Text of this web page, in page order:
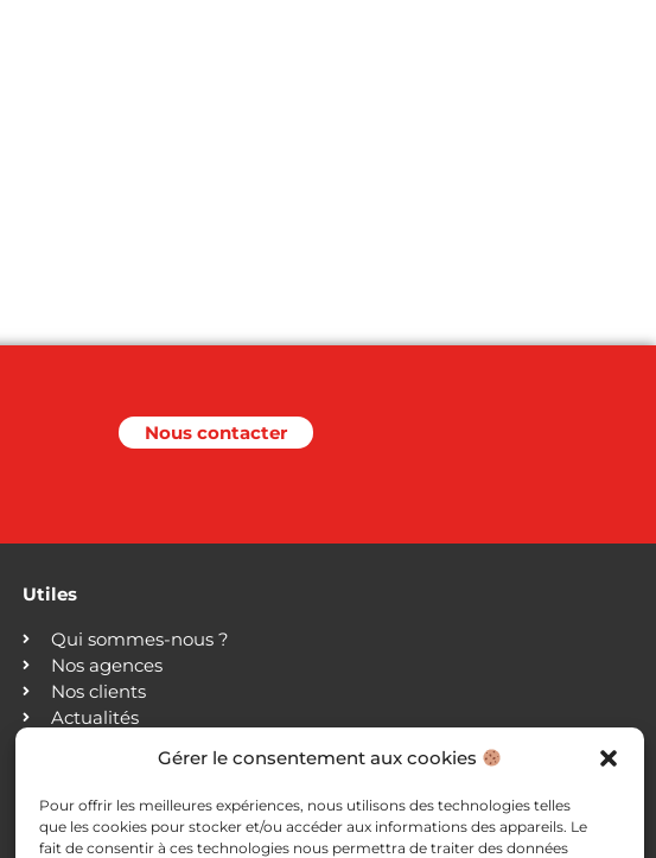
Gérer le consentement aux cookies
Pour offrir les meilleures expériences, nous utilisons des technologies telles
que les cookies pour stocker et/ou accéder aux informations des appareils. Le
fait de consentir à ces technologies nous permettra de traiter des données
Nous contacter
Utiles
Qui sommes-nous ?
Nos agences
Nos clients
Actualités
Nous contacter
Mentions légales
Politique de confidentialité